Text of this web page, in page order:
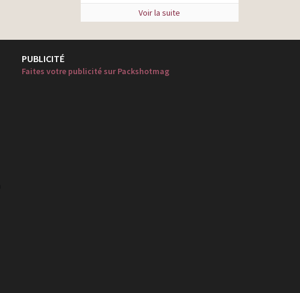
Voir la suite
PUBLICITÉ
Faites votre publicité sur Packshotmag